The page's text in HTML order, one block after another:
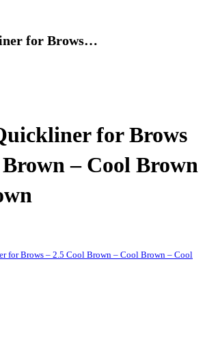
for Brows…
kr..
for Brows
– Cool Brown
for Brows – 2.5 Cool Brown – Cool Brown – Cool